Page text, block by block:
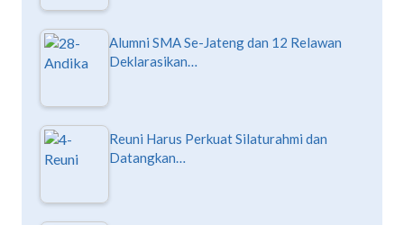
Alumni SMA Se-Jateng dan 12 Relawan
Deklarasikan…
Reuni Harus Perkuat Silaturahmi dan
Datangkan…